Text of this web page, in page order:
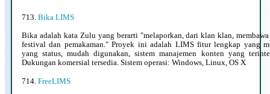
713. Bika LIMS
Bika adalah kata Zulu yang berarti "melaporkan, dari klan klan,
festival dan pemakaman." Proyek ini adalah LIMS fitur lengkap yang
yang status, mudah digunakan, sistem manajemen konten yang
Dukungan komersial tersedia. Sistem operasi: Windows, Linux, OS X
714. FreeLIMS